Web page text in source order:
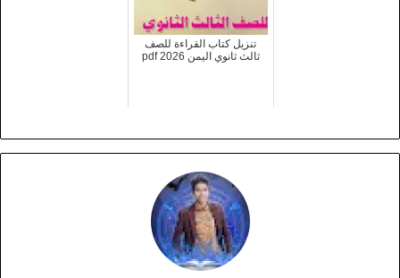
تنزيل كتاب القراءة للصف
ثالث ثانوي اليمن 2026 pdf